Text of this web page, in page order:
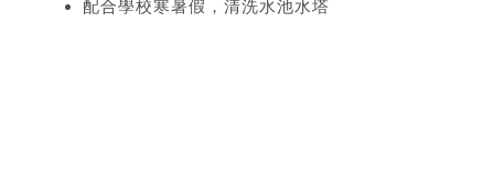
配合學校寒暑假，清洗水池水塔